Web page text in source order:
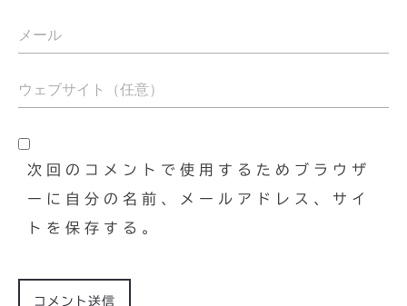
次回のコメントで使用するためブラウザ
ーに自分の名前、メールアドレス、サイ
トを保存する。